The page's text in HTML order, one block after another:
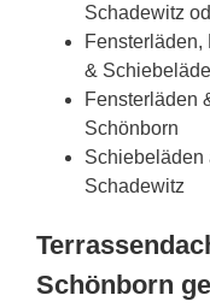
Schadewitz
Fensterläden,
&
Fensterläden
Schönborn
Schiebeläden
Schadewitz
Schönborn